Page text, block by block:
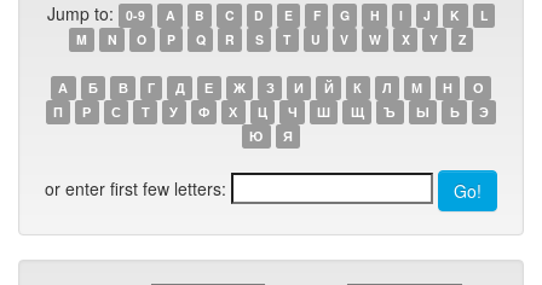
Jump to: 0-9 A B C D E F G H I J K
L
M
N O P Q R S T U V W X Y Z
А Б В Г Д Е Ж З И Й К Л М Н
О
П
Р С Т У Ф Х Ц Ч Ш Щ Ъ Ы Ь
Э
Ю
Я
or enter first few letters: